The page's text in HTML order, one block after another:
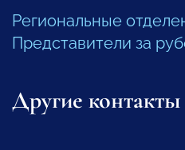
Региональные
Представители за
Другие контакты